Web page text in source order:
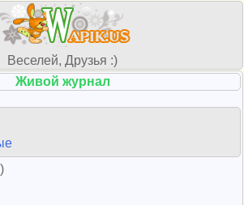
Веселей, Друзья :)
Живой журнал